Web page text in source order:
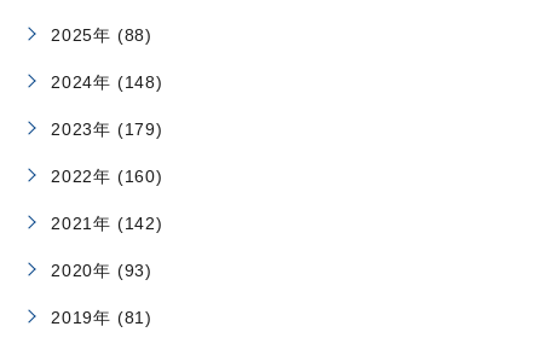
2025年 (88)
2024年 (148)
2023年 (179)
2022年 (160)
2021年 (142)
2020年 (93)
2019年 (81)